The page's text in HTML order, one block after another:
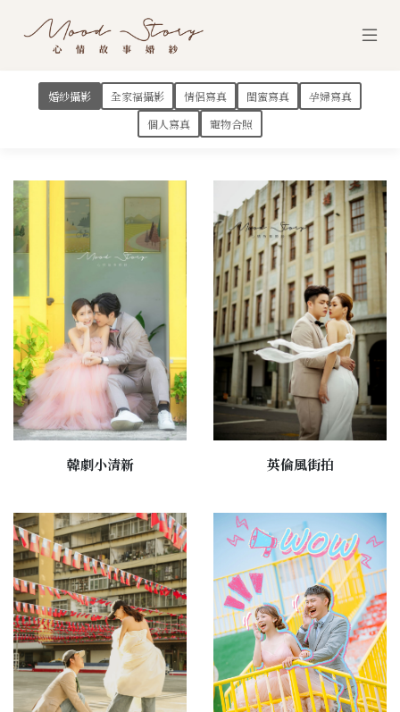
婚紗攝影 全家福攝影 情侶寫真 閨蜜寫真
孕婦寫真
個人寫真
寵物合照
韓劇小清新 英倫風街拍